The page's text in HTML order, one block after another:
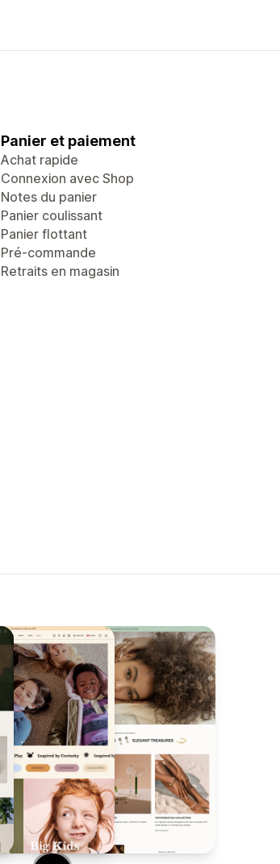
Panier et paiement
Achat rapide
Connexion avec Shop
Notes du panier
Panier coulissant
Panier flottant
Pré-commande
Retraits en magasin